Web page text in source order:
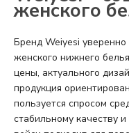
женского
Бренд Weiyesi
женского нижнего
цены, актуального
продукция
пользуется спросом
стабильному качеству